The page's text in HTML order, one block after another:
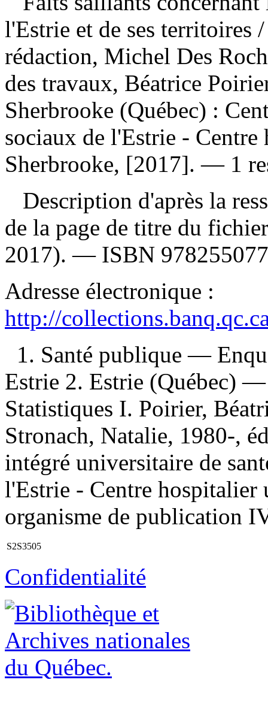
l'Estrie et de ses territoires
rédaction, Michel Des
des travaux, Béatrice
Sherbrooke (Québec) :
sociaux de l'Estrie -
Sherbrooke, [2017]. — 1
Description d'après la
de la page de titre du
2017). — ISBN
Adresse électronique :
http://
1. Santé publique —
Estrie 2. Estrie (Québec)
Statistiques I. Poirier,
Stronach, Natalie, 1980-,
intégré universitaire de
l'Estrie - Centre hospitalier
organisme de publication
S2S3505
Confidentialité